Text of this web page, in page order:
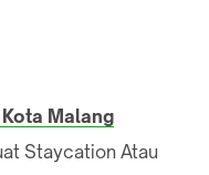
Malang
Staycation Atau